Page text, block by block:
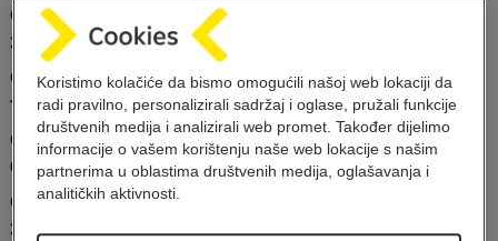
Obavještenje o promjeni radnog vremena
23.03.2023
Obavijest za klijente
15.03.2023
Obavijest o nedostupnosti servisa
09.03.2023
Obavijest za klijente - Agencija Hrasnica
28.02.2023
Koristimo kolačiće da bismo omogućili našoj web lokaciji da
radi pravilno, personalizirali sadržaj i oglase, pružali funkcije
društvenih medija i analizirali web promet. Također dijelimo
informacije o vašem korištenju naše web lokacije s našim
partnerima u oblastima društvenih medija, oglašavanja i
analitičkih aktivnosti.